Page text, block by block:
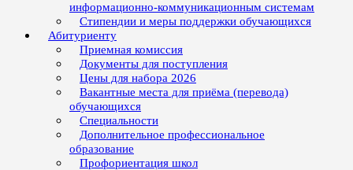
информационно-коммуникационным системам
Стипендии и меры поддержки обучающихся
Абитуриенту
Приемная комиссия
Документы для поступления
Цены для набора 2026
Вакантные места для приёма (перевода)
обучающихся
Специальности
Дополнительное профессиональное
образование
Профориентация школ